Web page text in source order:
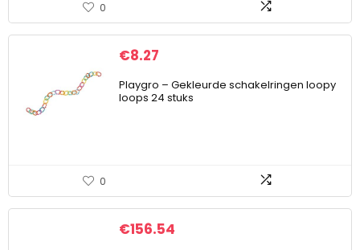
0
€8.27
Playgro – Gekleurde schakelringen loopy
loops 24 stuks
0
€156.54